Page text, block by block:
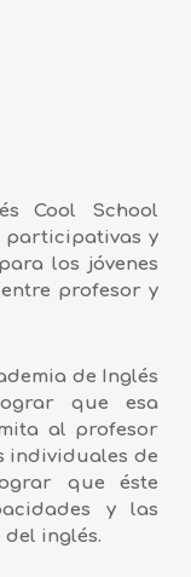
Cool School
participativas y
los jóvenes
profesor y
de Inglés
que esa
al profesor
individuales de
que éste
y las
inglés.